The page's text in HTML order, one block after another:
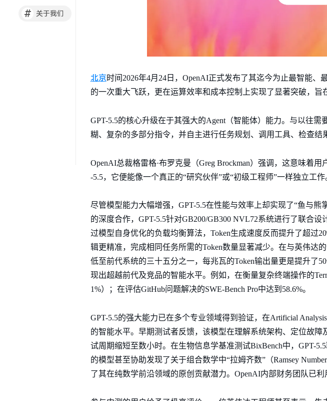
# 关于我们
北京时间2026年4月24日，OpenAI正式发布了其迄今为止最智能、
的一次重大飞跃，更在运算效率和成本控制上实现了显著突破，旨
GPT-5.5的核心升级在于其强大的Agent（智能体）能力。与以往
糊、复杂的多部分指令，并自主进行任务规划、调用工具、检查结
OpenAI总裁格雷格·布罗克曼（Greg Brockman）强调，这意味着
-5.5，它便能像一个真正的“研究伙伴”或“初级工程师”一样独立工作
尽管模型能力大幅增强，GPT-5.5在性能与效率上却实现了“鱼与
的深度合作，GPT-5.5针对GB200/GB300 NVL72系统进行了联合
过模型自身优化的负载均衡算法，Token生成速度反而提升了超过
辑更精准，完成相同任务所需的Token数量显著减少。在与英伟达
低至前代系统的三十五分之一，每兆瓦的Token输出量更是提升了
现出超越前代及竞品的智能水平。例如，在衡量复杂终端操作的
1%）；在评估GitHub问题解决的SWE-Bench Pro中达到58.6%。
GPT-5.5的强大能力已在多个专业领域得到验证，在Artificial
的智能水平。早期测试者反馈，该模型在理解系统架构、定位故
试周期缩短至数小时。在生物信息学基准测试BixBench中，GPT-
的模型甚至协助发现了关于组合数学中“拉姆齐数”（Ramsey
了其在纯数学前沿领域的原创贡献潜力。OpenAI内部财务团队已